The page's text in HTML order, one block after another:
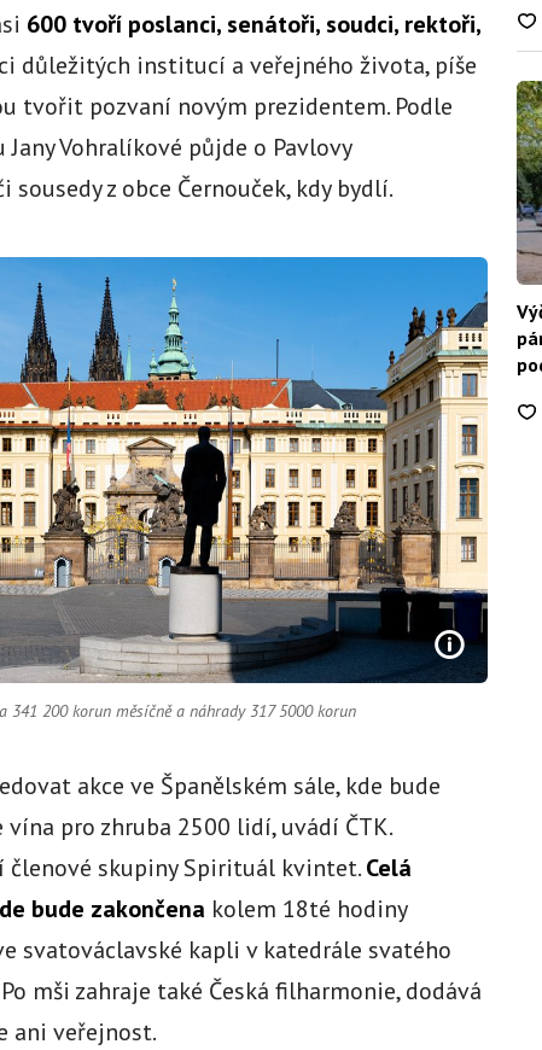
600 tvoří poslanci, senátoři, soudci, rektoři,
důležitých institucí a veřejného života, píše
tvořit pozvaní novým prezidentem. Podle
Vohralíkové půjde o Pavlovy
z obce Černouček, kdy bydlí.
200 korun měsíčně a náhrady 317 5000 korun
akce ve Španělském sále, kde bude
pro zhruba 2500 lidí, uvádí ČTK.
skupiny Spirituál kvintet.Celá
bude zakončena kolem 18té hodiny
svatováclavské kapli v katedrále svatého
mši zahraje také Česká filharmonie, dodává
ani veřejnost.